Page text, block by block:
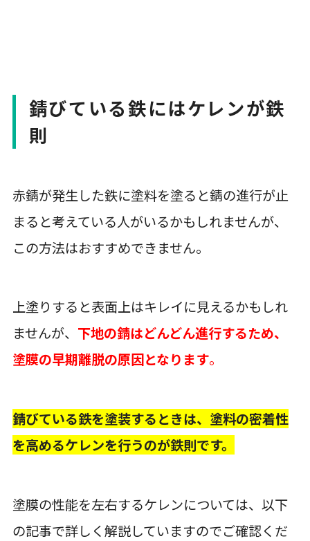
錆びている鉄にはケレンが鉄
則
赤錆が発生した鉄に塗料を塗ると錆の進行が止
まると考えている人がいるかもしれませんが、
この方法はおすすめできません。
上塗りすると表面上はキレイに見えるかもしれ
ませんが、 下地の錆はどんどん進行するため、
塗膜の早期離脱の原因となります。
錆びている鉄を塗装するときは、塗料の密着性
を高めるケレンを行うのが鉄則です。
塗膜の性能を左右するケレンについては、以下
の記事で詳しく解説していますのでご確認くだ